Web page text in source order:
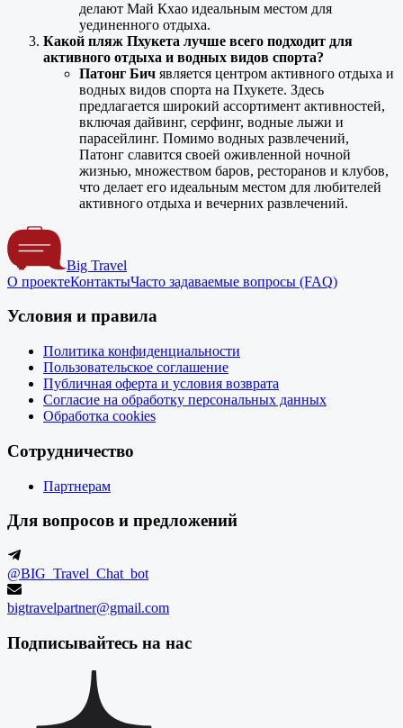
делают Май Кхао идеальным местом для
уединенного отдыха.
Какой пляж Пхукета лучше всего подходит для
активного отдыха и водных видов спорта?
Патонг Бич является центром активного отдыха и
водных видов спорта на Пхукете. Здесь
предлагается широкий ассортимент активностей,
включая дайвинг, серфинг, водные лыжи и
парасейлинг. Помимо водных развлечений,
Патонг славится своей оживленной ночной
жизнью, множеством баров, ресторанов и клубов,
что делает его идеальным местом для любителей
активного отдыха и вечерних развлечений.
Big Travel
О проектеКонтактыЧасто задаваемые вопросы (FAQ)
Условия и правила
Политика конфиденциальности
Пользовательское соглашение
Публичная оферта и условия возврата
Согласие на обработку персональных данных
Обработка cookies
Сотрудничество
Партнерам
Для вопросов и предложений
@BIG_Travel_Chat_bot
bigtravelpartner@gmail.com
Подписывайтесь на нас